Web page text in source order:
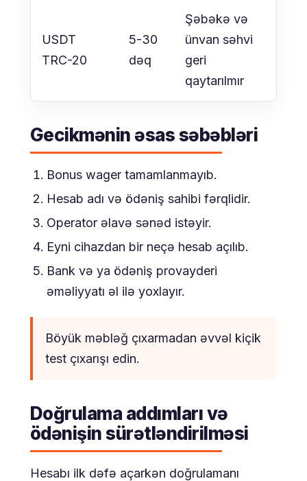
USDT
TRC-20
5-30
dəq
Şəbəkə və
ünvan səhvi
geri
qaytarılmır
Gecikmənin əsas səbəbləri
Bonus wager tamamlanmayıb.
Hesab adı və ödəniş sahibi fərqlidir.
Operator əlavə sənəd istəyir.
Eyni cihazdan bir neçə hesab açılıb.
Bank və ya ödəniş provayderi
əməliyyatı əl ilə yoxlayır.
Böyük məbləğ çıxarmadan əvvəl kiçik
test çıxarışı edin.
Doğrulama addımları və
ödənişin sürətləndirilməsi
Hesabı ilk dəfə açarkən doğrulamanı